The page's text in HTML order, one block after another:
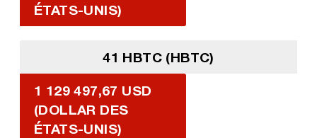
ÉTATS-UNIS)
41 HBTC (HBTC)
1 129 497,67 USD
(DOLLAR DES
ÉTATS-UNIS)